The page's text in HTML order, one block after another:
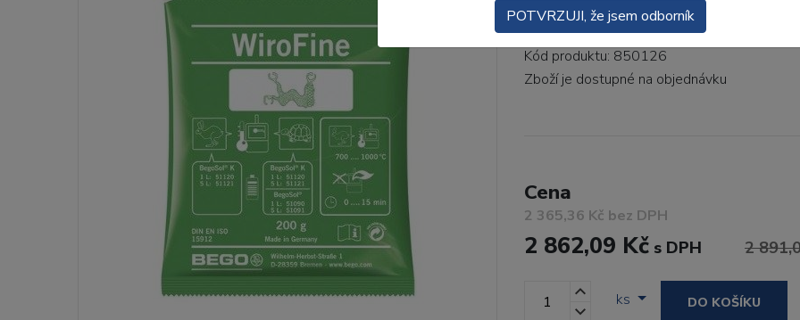
tekutin...ZOBRAZIT VÍCE
Kód produktu: 850126
Zboží je dostupné na objednávku
Cena
2 365,36 Kč bez DPH
2 862,09 Kč s DPH 2
ks DO KOŠÍKU
POTVRZUJI, že jsem odborník